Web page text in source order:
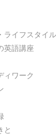
ライフスタイル
英語講座
ィワーク
と